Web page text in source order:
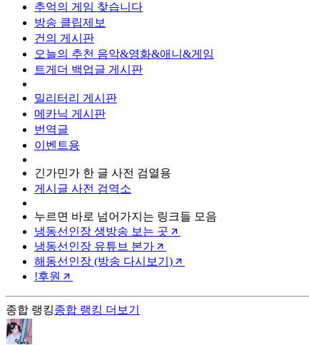
추억의 게임 찾습니다
방송 클립제보
건의 게시판
오늘의 추천 음악&영화&애니&게임
트게더 백업글 게시판
밀리터리 게시판
메카닉 게시판
번역글
이벤트용
긴가민가 한 글 사전 검열용
게시글 사전 검역소
누르면 바로 넘어가지는 링크들 모음
냉동선인장 생방송 보는 곳
냉동선인장 유튜브 본가
해동선인장 (방송 다시보기)
!후원
종합 랭킹종합 랭킹 더보기